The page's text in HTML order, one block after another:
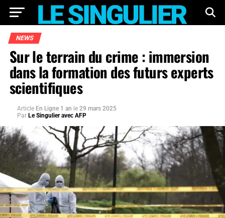
NEWS
Sur le terrain du crime : immersion
dans la formation des futurs experts
scientifiques
Article En Ligne 1 an le 29 mars 2025
Par Le Singulier avec AFP